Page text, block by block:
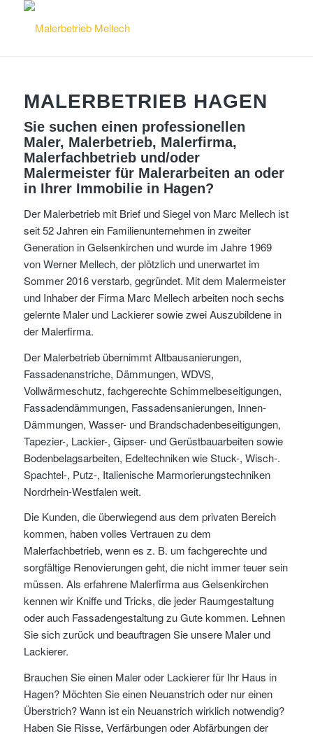
MALERBETRIEB HAGEN
Sie suchen einen professionellen
Maler, Malerbetrieb, Malerfirma,
Malerfachbetrieb und/oder
Malermeister für Malerarbeiten an oder
in Ihrer Immobilie in Hagen?
Der Malerbetrieb mit Brief und Siegel von Marc Mellech ist
seit 52 Jahren ein Familienunternehmen in zweiter
Generation in Gelsenkirchen und wurde im Jahre 1969
von Werner Mellech, der plötzlich und unerwartet im
Sommer 2016 verstarb, gegründet. Mit dem Malermeister
und Inhaber der Firma Marc Mellech arbeiten noch sechs
gelernte Maler und Lackierer sowie zwei Auszubildene in
der Malerfirma.
Der Malerbetrieb übernimmt Altbausanierungen,
Fassadenanstriche, Dämmungen, WDVS,
Vollwärmeschutz, fachgerechte Schimmelbeseitigungen,
Fassadendämmungen, Fassadensanierungen, Innen-
Dämmungen, Wasser- und Brandschadenbeseitigungen,
Tapezier-, Lackier-, Gipser- und Gerüstbauarbeiten sowie
Bodenbelagsarbeiten, Edeltechniken wie Stuck-, Wisch-.
Spachtel-, Putz-, Italienische Marmorierungstechniken
Nordrhein-Westfalen weit.
Die Kunden, die überwiegend aus dem privaten Bereich
kommen, haben volles Vertrauen zu dem
Malerfachbetrieb, wenn es z. B. um fachgerechte und
sorgfältige Renovierungen geht, die nicht immer teuer sein
müssen. Als erfahrene Malerfirma aus Gelsenkirchen
kennen wir Kniffe und Tricks, die jeder Raumgestaltung
oder auch Fassadengestaltung zu Gute kommen. Lehnen
Sie sich zurück und beauftragen Sie unsere Maler und
Lackierer.
Brauchen Sie einen Maler oder Lackierer für Ihr Haus in
Hagen? Möchten Sie einen Neuanstrich oder nur einen
Überstrich? Wann ist ein Neuanstrich wirklich notwendig?
Haben Sie Risse, Verfärbungen oder Abfärbungen der